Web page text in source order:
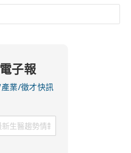
子報
業/徵才快訊